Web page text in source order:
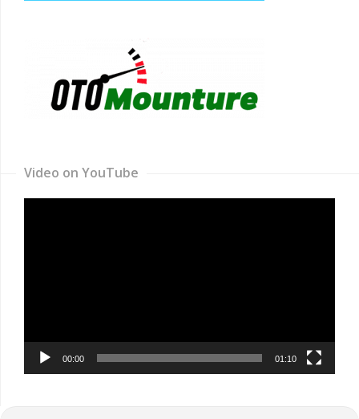
Video on YouTube
00:00 01:10